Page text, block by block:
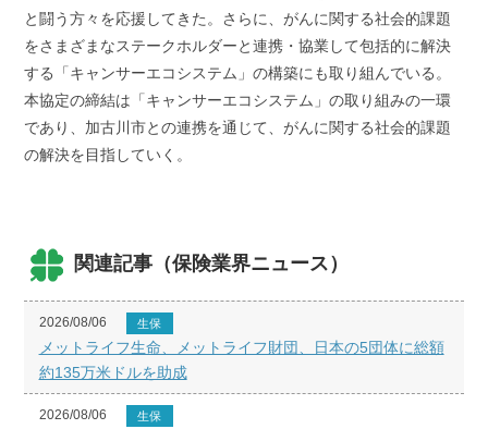
と闘う方々を応援してきた。さらに、がんに関する社会的課題
をさまざまなステークホルダーと連携・協業して包括的に解決
する「キャンサーエコシステム」の構築にも取り組んでいる。
本協定の締結は「キャンサーエコシステム」の取り組みの一環
であり、加古川市との連携を通じて、がんに関する社会的課題
の解決を目指していく。
関連記事（保険業界ニュース）
2026/08/06 生保
メットライフ生命、メットライフ財団、日本の5団体に総額
約135万米ドルを助成
2026/08/06 生保